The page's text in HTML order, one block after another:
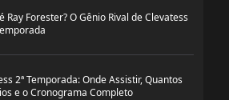
Ray Forester? O Gênio Rival de Clevatess
2ª Temporada: Onde Assistir, Quantos
e o Cronograma Completo